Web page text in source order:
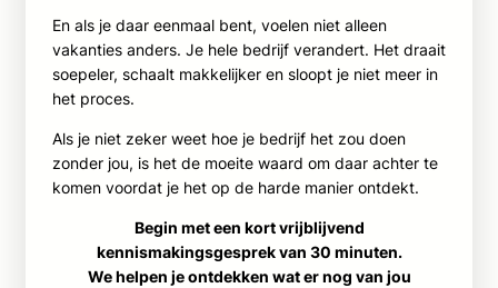
En als je daar eenmaal bent, voelen niet alleen
vakanties anders. Je hele bedrijf verandert. Het draait
soepeler, schaalt makkelijker en sloopt je niet meer in
het proces.
Als je niet zeker weet hoe je bedrijf het zou doen
zonder jou, is het de moeite waard om daar achter te
komen voordat je het op de harde manier ontdekt.
Begin met een kort vrijblijvend
kennismakingsgesprek van 30 minuten.
We helpen je ontdekken wat er nog van jou